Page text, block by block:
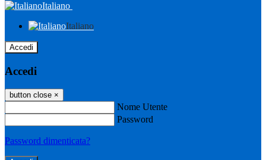
Italiano
Italiano
Accedi
Accedi
button close ×
Nome Utente
Password
Password dimenticata?